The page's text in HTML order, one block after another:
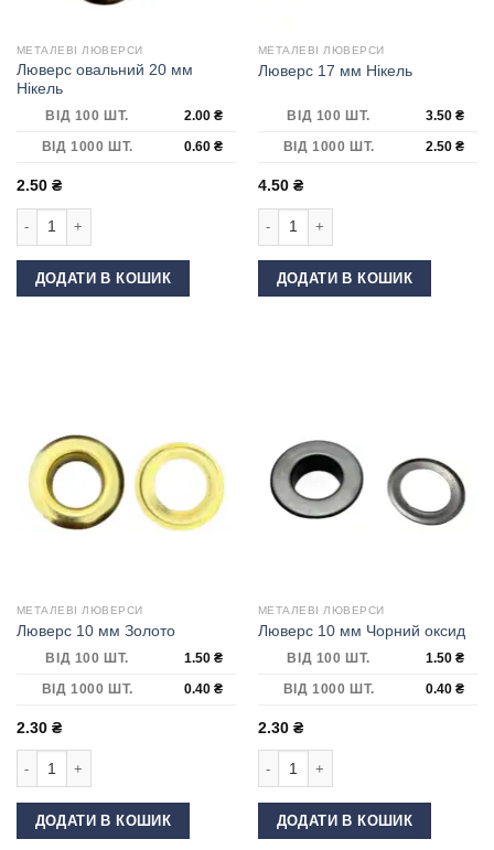
МЕТАЛЕВІ ЛЮВЕРСИ
Люверс овальний 20 мм
Нікель
ВІД 100 ШТ. 2.00₴
ВІД 1000 ШТ.
0.60₴
2.50 ₴
ДОДАТИ В КОШИК
МЕТАЛЕВІ ЛЮВЕРСИ
Люверс 17 мм Нікель
ВІД 100 ШТ. 3.50₴
ВІД 1000 ШТ.
2.50₴
4.50 ₴
ДОДАТИ В КОШИК
МЕТАЛЕВІ ЛЮВЕРСИ
Люверс 10 мм Золото
ВІД 100 ШТ. 1.50₴
ВІД 1000 ШТ.
0.40₴
2.30 ₴
ДОДАТИ В КОШИК
МЕТАЛЕВІ ЛЮВЕРСИ
Люверс 10 мм Чорний оксид
ВІД 100 ШТ. 1.50₴
ВІД 1000 ШТ.
0.40₴
2.30 ₴
ДОДАТИ В КОШИК